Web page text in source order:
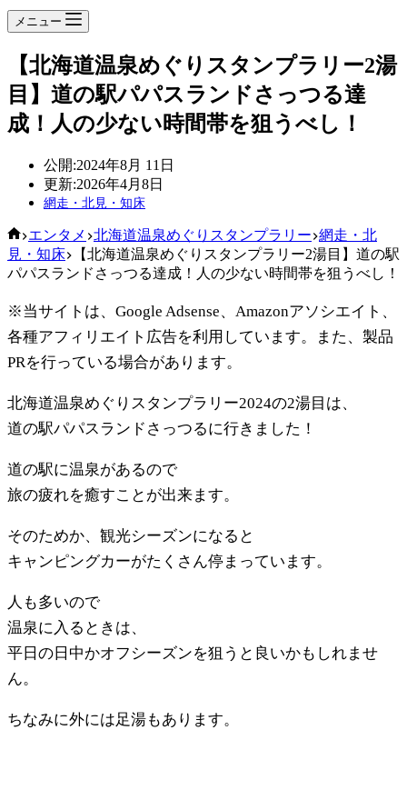
メニュー
【北海道温泉めぐりスタンプラリー2湯
目】道の駅パパスランドさっつる達
成！人の少ない時間帯を狙うべし！
公開:2024年8月 11日
更新:2026年4月8日
網走・北見・知床
ホ
ー
ム
エンタメ 北海道温泉めぐりスタンプラリー 網走・北
見・知床
【北海道温泉めぐりスタンプラリー2湯目】道の駅
パパスランドさっつる達成！人の少ない時間帯を狙うべし！
※当サイトは、Google Adsense、Amazonアソシエイト、
各種アフィリエイト広告を利用しています。また、製品
PRを行っている場合があります。
北海道温泉めぐりスタンプラリー2024の2湯目は、
道の駅パパスランドさっつるに行きました！
道の駅に温泉があるので
旅の疲れを癒すことが出来ます。
そのためか、観光シーズンになると
キャンピングカーがたくさん停まっています。
人も多いので
温泉に入るときは、
平日の日中かオフシーズンを狙うと良いかもしれませ
ん。
ちなみに外には足湯もあります。